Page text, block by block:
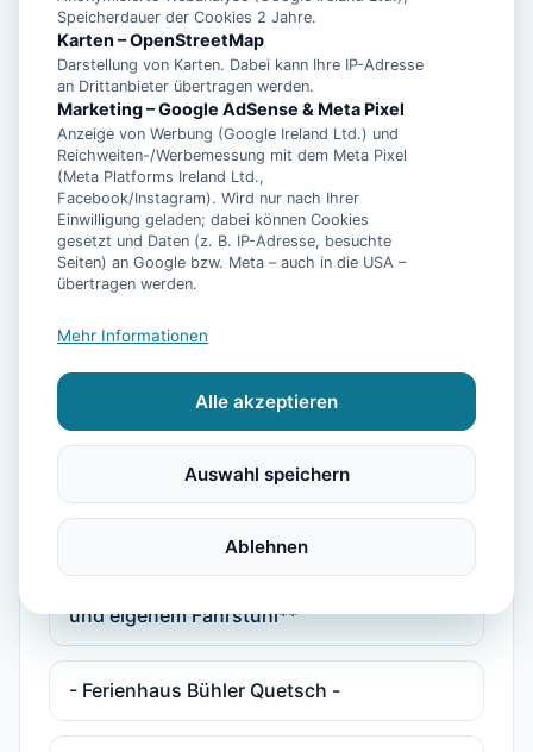
Ferienwohnung Dünenrose
Norddeicher Perle 2
**5 Sterne Luxus Ferienhaus Arngast für 6
Personen mit Pool, Sauna, Fitnessraum
**5 Sterne Luxus Ferienhaus Arngast für 6
und eigenem Fahrstuhl**
Personen mit Pool, Sauna, Fitnessraum
**Luxus Ferienhaus Voslapp für 6
und eigenem Fahrstuhl**
- Ferienhaus Bühler Quetsch -
Speicherdauer der Cookies 2 Jahre.
Karten – OpenStreetMap
Darstellung von Karten. Dabei kann Ihre IP-Adresse
an Drittanbieter übertragen werden.
Marketing – Google AdSense & Meta Pixel
Anzeige von Werbung (Google Ireland Ltd.) und
Reichweiten-/Werbemessung mit dem Meta Pixel
(Meta Platforms Ireland Ltd.,
Facebook/Instagram). Wird nur nach Ihrer
Einwilligung geladen; dabei können Cookies
gesetzt und Daten (z. B. IP-Adresse, besuchte
Seiten) an Google bzw. Meta – auch in die USA –
übertragen werden.
Mehr Informationen
Alle akzeptieren
Auswahl speichern
Ablehnen